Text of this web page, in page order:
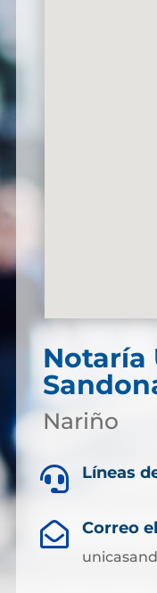
Notaría
Nariño
 Líneas
 Correo